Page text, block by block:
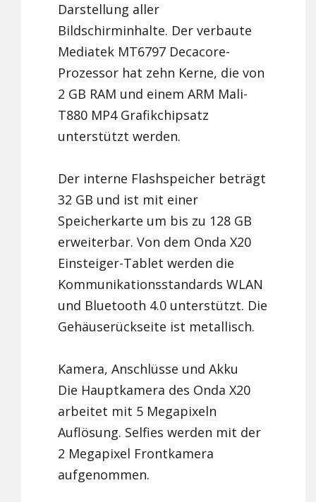
Darstellung aller
Bildschirminhalte. Der verbaute
Mediatek MT6797 Decacore-
Prozessor hat zehn Kerne, die von
2 GB RAM und einem ARM Mali-
T880 MP4 Grafikchipsatz
unterstützt werden.
Der interne Flashspeicher beträgt
32 GB und ist mit einer
Speicherkarte um bis zu 128 GB
erweiterbar. Von dem Onda X20
Einsteiger-Tablet werden die
Kommunikationsstandards WLAN
und Bluetooth 4.0 unterstützt. Die
Gehäuserückseite ist metallisch.
Kamera, Anschlüsse und Akku
Die Hauptkamera des Onda X20
arbeitet mit 5 Megapixeln
Auflösung. Selfies werden mit der
2 Megapixel Frontkamera
aufgenommen.